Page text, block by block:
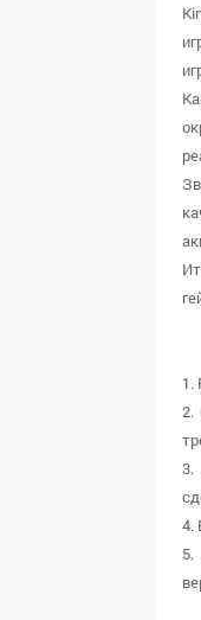
1.
2.
3.
4.
5.